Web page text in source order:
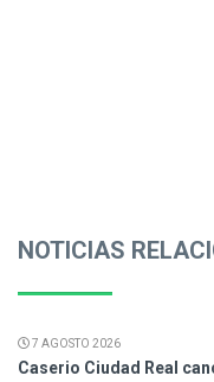
NOTICIAS
7 AGOSTO 2026
Caserio Ciudad Real